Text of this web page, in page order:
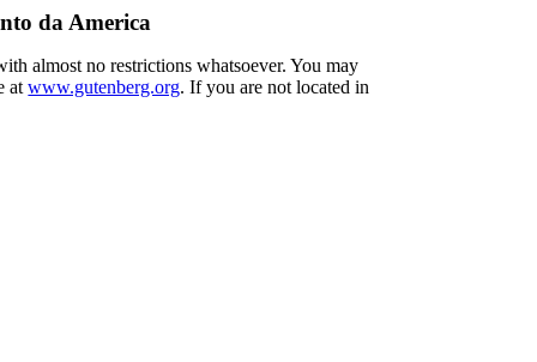
da America
almost no restrictions whatsoever. You may
atwww.gutenberg.org. If you are not located in